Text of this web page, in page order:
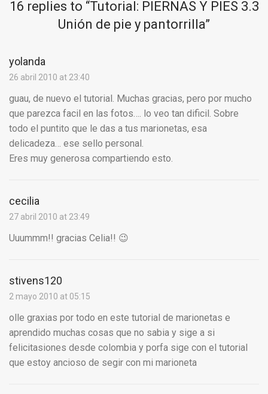
16 replies to “Tutorial: PIERNAS Y PIES 3.3
Unión de pie y pantorrilla”
yolanda
26 abril 2010 at 23:40
guau, de nuevo el tutorial. Muchas gracias, pero por mucho
que parezca facil en las fotos…. lo veo tan dificil. Sobre
todo el puntito que le das a tus marionetas, esa
delicadeza… ese sello personal.
Eres muy generosa compartiendo esto.
cecilia
27 abril 2010 at 23:49
Uuummm!! gracias Celia!! 😉
stivens120
2 mayo 2010 at 05:15
olle graxias por todo en este tutorial de marionetas e
aprendido muchas cosas que no sabia y sige a si
felicitasiones desde colombia y porfa sige con el tutorial
que estoy ancioso de segir con mi marioneta